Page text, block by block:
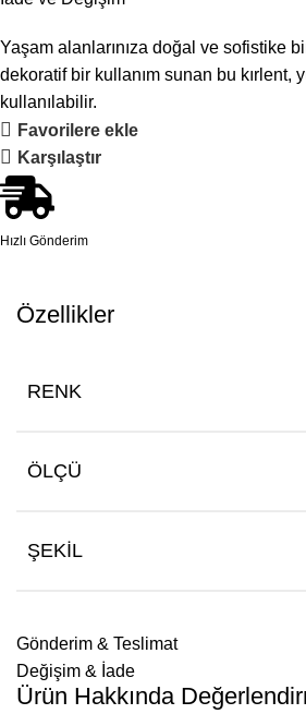
Yaşam alanlarınıza doğal ve sofistike
dekoratif bir kullanım sunan bu
kullanılabilir.
Favorilere ekle
Karşılaştır
Hızlı Gönderim
Özellikler
RENK
ÖLÇÜ
ŞEKIL
Gönderim & Teslimat
Değişim & İade
Ürün Hakkında